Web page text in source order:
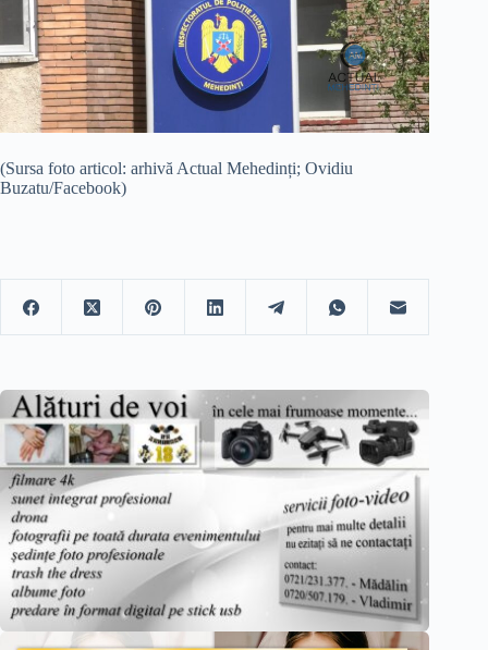
(Sursa foto articol: arhivă Actual Mehedinți; Ovidiu
Buzatu/Facebook)